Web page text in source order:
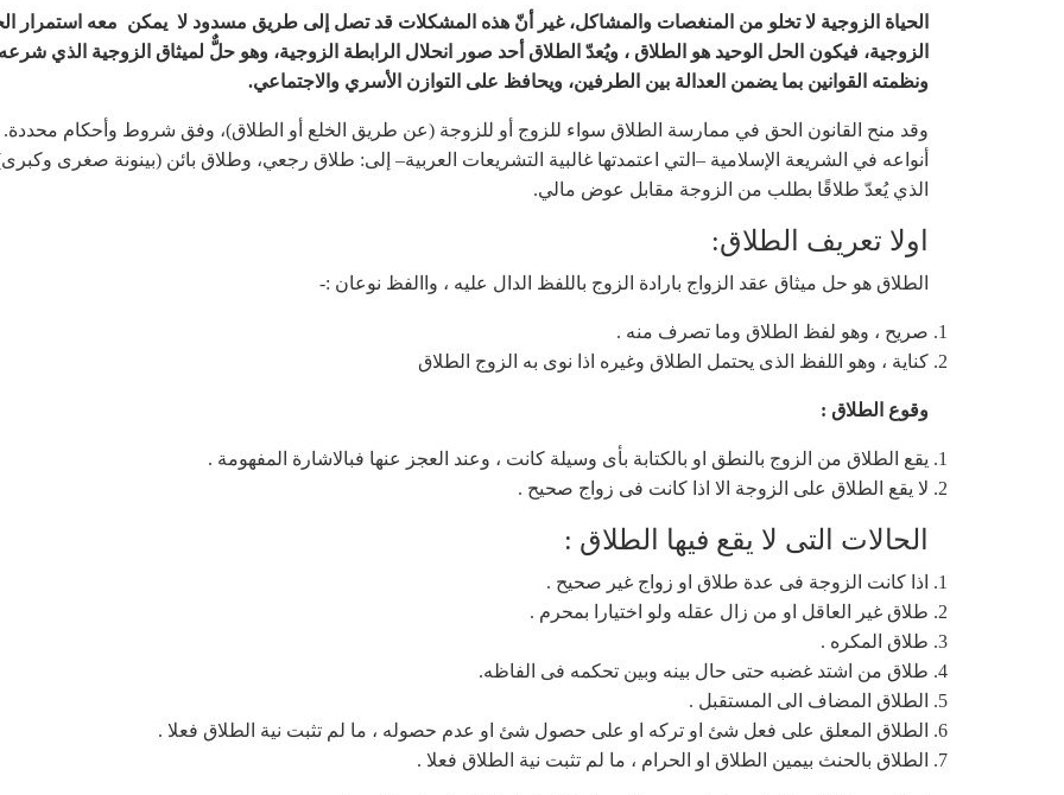
الحياة الزوجية لا تخلو من المنغصات والمشاكل، غير أنّ هذه المشكلات قد تصل إلى طريق مسدود لا يمكن معه استمرار
الزوجية، فيكون الحل الوحيد هو الطلاق ، ويُعدّ الطلاق أحد صور انحلال الرابطة الزوجية، وهو حلٌّ لميثاق الزوجية الذي شرعه
ونظمته القوانين بما يضمن العدالة بين الطرفين، ويحافظ على التوازن الأسري والاجتماعي.
وقد منح القانون الحق في ممارسة الطلاق سواء للزوج أو للزوجة (عن طريق الخلع أو الطلاق)، وفق شروط وأحكام
أنواعه في الشريعة الإسلامية –التي اعتمدتها غالبية التشريعات العربية– إلى: طلاق رجعي، وطلاق بائن (بينونة صغرى
الذي يُعدّ طلاقًا بطلب من الزوجة مقابل عوض مالي.
اولا تعريف الطلاق:
الطلاق هو حل ميثاق عقد الزواج بارادة الزوج باللفظ الدال عليه ، واالفظ نوعان :-
صريح ، وهو لفظ الطلاق وما تصرف منه .
كناية ، وهو اللفظ الذى يحتمل الطلاق وغيره اذا نوى به الزوج الطلاق
وقوع الطلاق :
يقع الطلاق من الزوج بالنطق او بالكتابة بأى وسيلة كانت ، وعند العجز عنها فبالاشارة المفهومة .
لا يقع الطلاق على الزوجة الا اذا كانت فى زواج صحيح .
الحالات التى لا يقع فيها الطلاق :
اذا كانت الزوجة فى عدة طلاق او زواج غير صحيح .
طلاق غير العاقل او من زال عقله ولو اختيارا بمحرم .
طلاق المكره .
طلاق من اشتد غضبه حتى حال بينه وبين تحكمه فى الفاظه.
الطلاق المضاف الى المستقبل .
الطلاق المعلق على فعل شئ او تركه او على حصول شئ او عدم حصوله ، ما لم تثبت نية الطلاق فعلا .
الطلاق بالحنث بيمين الطلاق او الحرام ، ما لم تثبت نية الطلاق فعلا .